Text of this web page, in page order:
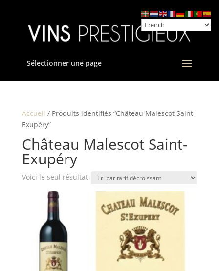
Sélectionner une page
Accueil / Produits identifiés “Château Malescot Saint-
Exupéry”
Château Malescot Saint-
Exupéry
Voici le seul résultat